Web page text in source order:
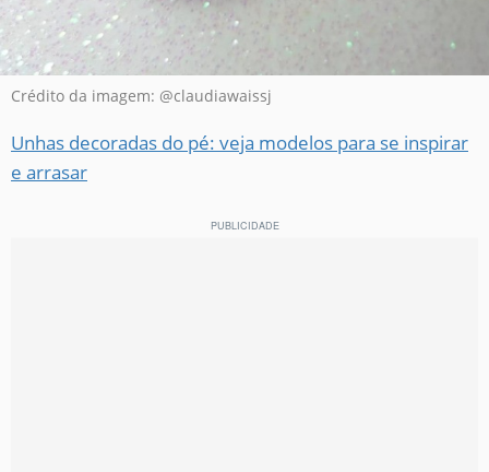
Crédito da imagem: @claudiawaissj
Unhas decoradas do pé: veja modelos para se inspirar
e arrasar